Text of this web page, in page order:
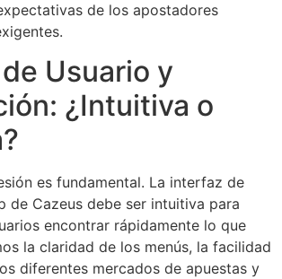
de los apostadores
Usuario y
¿Intuitiva o
es fundamental. La interfaz de
de Cazeus debe ser intuitiva para
encontrar rápidamente lo que
la claridad de los menús, la facilidad
diferentes mercados de apuestas y